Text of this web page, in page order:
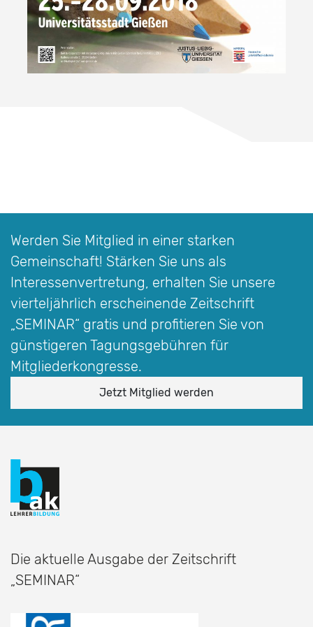
Werden Sie Mitglied in einer starken
Gemeinschaft! Stärken Sie uns als
Interessen­vertretung, erhalten Sie unsere
vierteljährlich erscheinende Zeitschrift
„SEMINAR“ gratis und profitieren Sie von
günstigeren Tagungsgebühren für
Mitgliederkongresse.
Jetzt Mitglied werden
Die aktuelle Ausgabe der Zeitschrift
„SEMINAR“